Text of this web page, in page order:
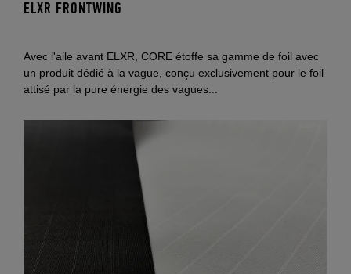
ELXR FRONTWING
Avec l'aile avant ELXR, CORE étoffe sa gamme de foil avec
un produit dédié à la vague, conçu exclusivement pour le foil
attisé par la pure énergie des vagues...